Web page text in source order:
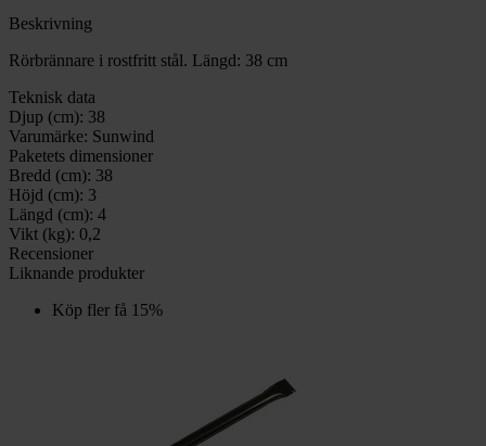
Beskrivning
Rörbrännare i rostfritt stål. Längd: 38 cm
Teknisk data
Djup (cm): 38
Varumärke: Sunwind
Paketets dimensioner
Bredd (cm): 38
Höjd (cm): 3
Längd (cm): 4
Vikt (kg): 0,2
Recensioner
Liknande produkter
Köp fler få 15%